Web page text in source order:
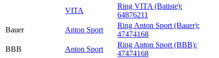
VITA
Ring VITA (Batiste):
64876211
Bauer
Anton Sport
Ring Anton Sport (Bauer):
47474168
BBB
Anton Sport
Ring Anton Sport (BBB):
47474168